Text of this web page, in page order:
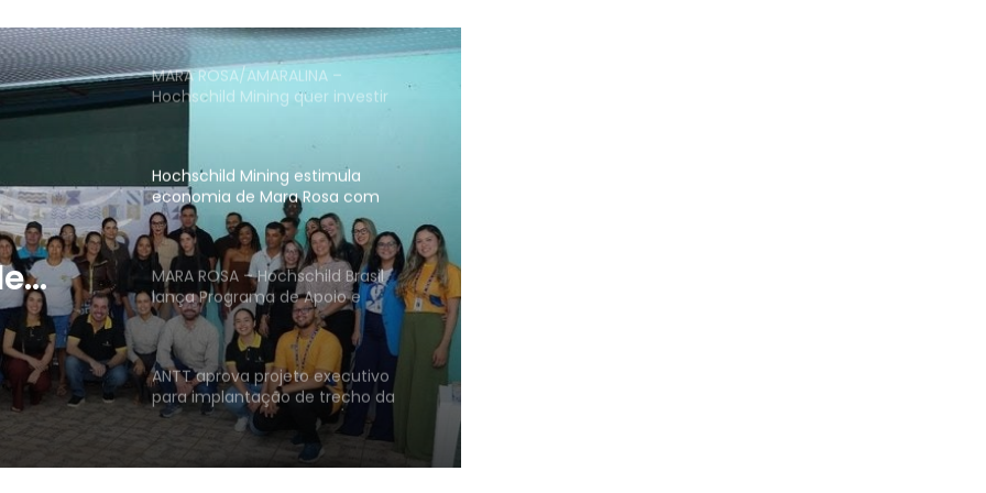
Campinorte e Alto Horizonte
MARA ROSA/AMARALINA –
Hochschild Mining quer investir
sociais no Norte do Estado
Hochschild Mining estimula
economia de Mara Rosa com
programa de apoio e
fortalecimento de fornecedores
locais
MARA ROSA – Hochschild Brasil
lança Programa de Apoio e
Incentivo a Projetos de
Responsabilidade Social no Norte
do Estado
ANTT aprova projeto executivo
para implantação de trecho da
FICO entre Mara Rosa e Água
Boa/MT